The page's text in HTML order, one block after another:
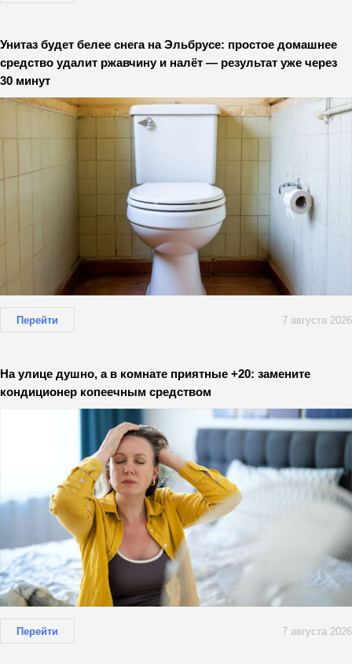
Унитаз будет белее снега на Эльбрусе: простое домашнее
средство удалит ржавчину и налёт — результат уже через
30 минут
Перейти 7 августа 2026
На улице душно, а в комнате приятные +20: замените
кондиционер копеечным средством
Перейти 7 августа 2026